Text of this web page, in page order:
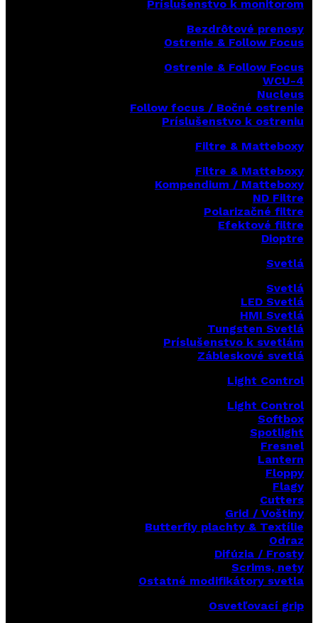
Príslušenstvo k monitorom
Bezdrôtové prenosy
Ostrenie & Follow Focus
Ostrenie & Follow Focus
WCU-4
Nucleus
Follow focus / Bočné ostrenie
Príslušenstvo k ostreniu
Filtre & Matteboxy
Filtre & Matteboxy
Kompendium / Matteboxy
ND Filtre
Polarizačné filtre
Efektové filtre
Dioptre
Svetlá
Svetlá
LED Svetlá
HMI Svetlá
Tungsten Svetlá
Príslušenstvo k svetlám
Zábleskové svetlá
Light Control
Light Control
Softbox
Spotlight
Fresnel
Lantern
Floppy
Flagy
Cutters
Grid / Voštiny
Butterfly plachty & Textílie
Odraz
Difúzia / Frosty
Scrims, nety
Ostatné modifikátory svetla
Osvetľovací grip